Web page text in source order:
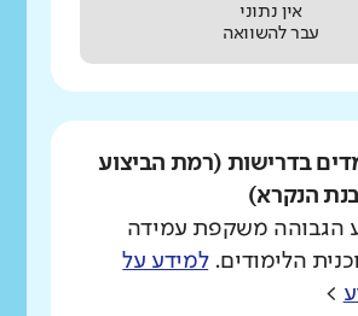
אין נתוני
עבר להשוואה
בדרישות (רמת הביצוע
הנקרא)
הגבוהה משקפת עמידה
הלימודים.למידע על
>